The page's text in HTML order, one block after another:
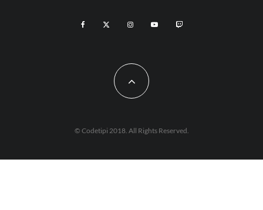
© Codetipi 2018. All Rights Reserved.